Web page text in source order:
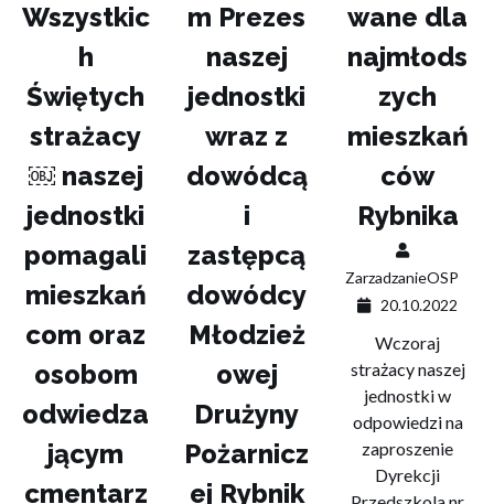
Wszystkic
h
Świętych
strażacy
￼ naszej
jednostki
pomagali
mieszkań
com oraz
osobom
odwiedza
jącym
cmentarz
m Prezes
naszej
jednostki
wraz z
dowódcą
i
zastępcą
dowódcy
Młodzież
owej
Drużyny
Pożarnicz
ej Rybnik
wane dla
najmłods
zych
mieszkań
ców
Rybnika
ZarzadzanieOSP
20.10.2022
Wczoraj
strażacy naszej
jednostki w
odpowiedzi na
zaproszenie
Dyrekcji